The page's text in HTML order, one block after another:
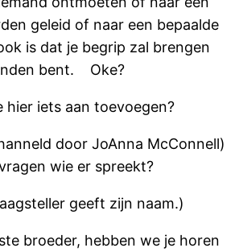
geleid of naar een bepaalde
is dat je begrip zal brengen
bent. Oke?
hier iets aan toevoegen?
door JoAnna McConnell)
wie er spreekt?
geeft zijn naam.)
broeder, hebben we je horen